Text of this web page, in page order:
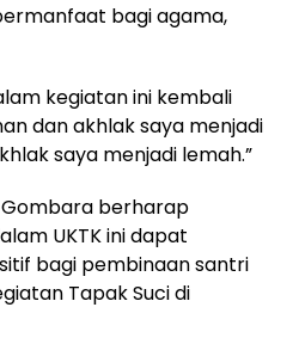
bagi agama,
kegiatan ini kembali
dan akhlak saya menjadi
saya menjadi lemah.”
berharap
UKTK ini dapat
bagi pembinaan santri
Tapak Suci di